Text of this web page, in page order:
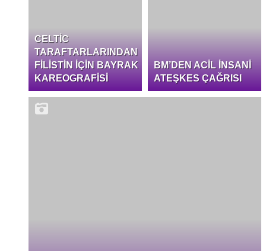
CELTİC
TARAFTARLARINDAN
FİLİSTİN İÇİN BAYRAK
KAREOGRAFİSİ
BM’DEN ACİL İNSANİ
ATEŞKES ÇAĞRISI